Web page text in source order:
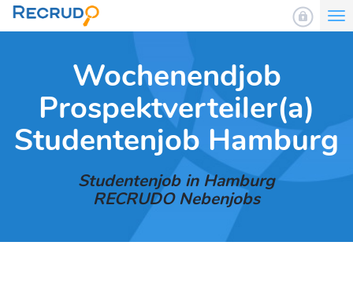
Wochenendjob
Prospektverteiler(a)
Studentenjob Hamburg
Studentenjob in Hamburg
RECRUDO Nebenjobs